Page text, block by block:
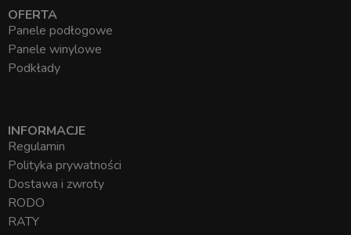
OFERTA
Panele podłogowe
Panele winylowe
Podkłady
INFORMACJE
Regulamin
Polityka prywatności
Dostawa i zwroty
RODO
RATY